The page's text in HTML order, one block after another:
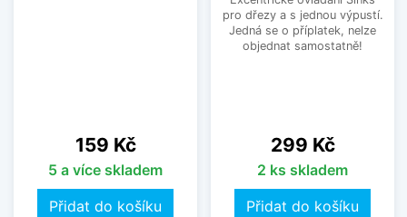
Cena
159 Kč
5 a více skladem
Přidat do košíku
pro dřezy a s jednou výpustí.
Jedná se o příplatek, nelze
objednat samostatně!
Cena
299 Kč
2 ks skladem
Přidat do košíku